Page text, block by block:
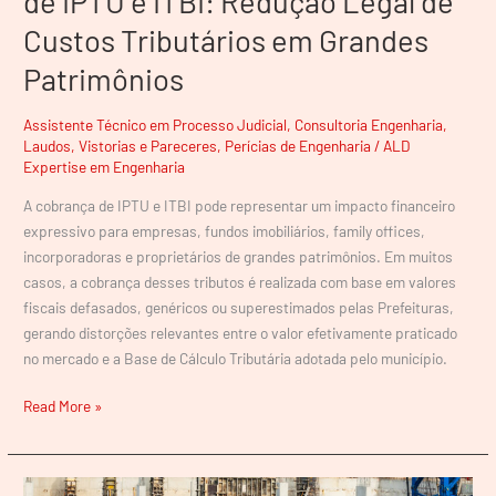
Custos Tributários em Grandes
Patrimônios
Assistente Técnico em Processo Judicial, Consultoria Engenharia,
Laudos, Vistorias e Pareceres, Perícias de Engenharia / ALD
Expertise em Engenharia
A cobrança de IPTU e ITBI pode representar um impacto financeiro
expressivo para empresas, fundos imobiliários, family offices,
incorporadoras e proprietários de grandes patrimônios. Em muitos
casos, a cobrança desses tributos é realizada com base em valores
fiscais defasados, genéricos ou superestimados pelas Prefeituras,
gerando distorções relevantes entre o valor efetivamente praticado
no mercado e a Base de Cálculo Tributária adotada pelo município.
Grandes
Patrimônios
Read More »
Rescisão